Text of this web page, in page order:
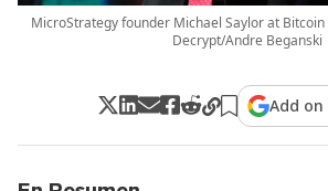
MicroStrategy founder Michael Saylor at
Decrypt/Andre Beganski
Add